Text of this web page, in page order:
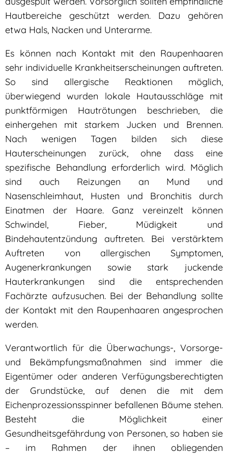
Hautbereiche geschützt werden. Dazu gehören
etwa Hals, Nacken und Unterarme.
Es können nach Kontakt mit den Raupenhaaren
sehr individuelle Krankheitserscheinungen auftreten.
So sind allergische Reaktionen möglich,
überwiegend wurden lokale Hautausschläge mit
punktförmigen Hautrötungen beschrieben, die
einhergehen mit starkem Jucken und Brennen.
Nach wenigen Tagen bilden sich diese
Hauterscheinungen zurück, ohne dass eine
spezifische Behandlung erforderlich wird. Möglich
sind auch Reizungen an Mund und
Nasenschleimhaut, Husten und Bronchitis durch
Einatmen der Haare. Ganz vereinzelt können
Schwindel, Fieber, Müdigkeit und
Bindehautentzündung auftreten. Bei verstärktem
Auftreten von allergischen Symptomen,
Augenerkrankungen sowie stark juckende
Hauterkrankungen sind die entsprechenden
Fachärzte aufzusuchen. Bei der Behandlung sollte
der Kontakt mit den Raupenhaaren angesprochen
werden.
Verantwortlich für die Überwachungs-, Vorsorge-
und Bekämpfungsmaßnahmen sind immer die
Eigentümer oder anderen Verfügungsberechtigten
der Grundstücke, auf denen die mit dem
Eichenprozessionsspinner befallenen Bäume stehen.
Besteht die Möglichkeit einer
Gesundheitsgefährdung von Personen, so haben sie
– im Rahmen der ihnen obliegenden